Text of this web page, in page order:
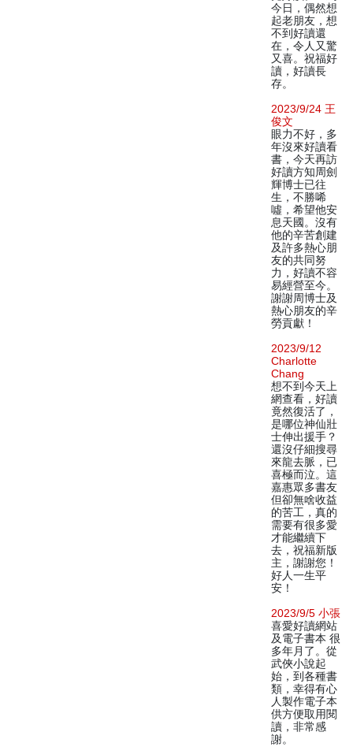
今日，偶然想
起老朋友，想
不到好讀還
在，令人又驚
又喜。祝福好
讀，好讀長
存。
2023/9/24 王
俊文
眼力不好，多
年沒來好讀看
書，今天再訪
好讀方知周劍
輝博士已往
生，不勝唏
噓，希望他安
息天國。沒有
他的辛苦創建
及許多熱心朋
友的共同努
力，好讀不容
易經營至今。
謝謝周博士及
熱心朋友的辛
勞貢獻！
2023/9/12
Charlotte
Chang
想不到今天上
網查看，好讀
竟然復活了，
是哪位神仙壯
士伸出援手？
還沒仔細搜尋
來龍去脈，已
喜極而泣。這
嘉惠眾多書友
但卻無啥收益
的苦工，真的
需要有很多愛
才能繼續下
去，祝福新版
主，謝謝您！
好人一生平
安！
2023/9/5 小張
喜愛好讀網站
及電子書本 很
多年月了。從
武俠小說起
始，到各種書
類，幸得有心
人製作電子本
供方便取用閱
讀，非常感
謝。